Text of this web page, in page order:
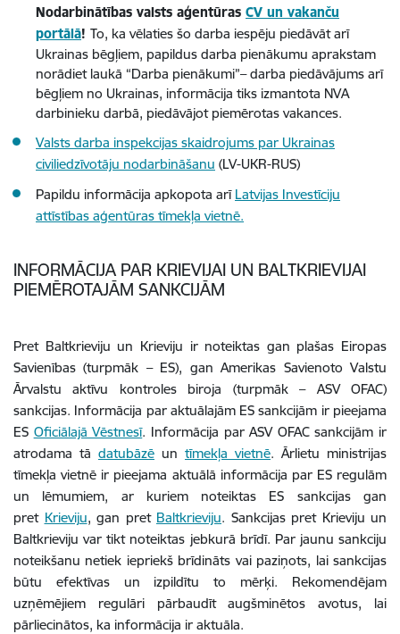
Nodarbinātības valsts aģentūras CV un vakanču
portālā! To, ka vēlaties šo darba iespēju piedāvāt arī
Ukrainas bēgļiem, papildus darba pienākumu aprakstam
norādiet laukā “Darba pienākumi”– darba piedāvājums arī
bēgļiem no Ukrainas, informācija tiks izmantota NVA
darbinieku darbā, piedāvājot piemērotas vakances.
Valsts darba inspekcijas skaidrojums par Ukrainas
civiliedzīvotāju nodarbināšanu (LV-UKR-RUS)
Papildu informācija apkopota arī Latvijas Investīciju
attīstības aģentūras tīmekļa vietnē.
INFORMĀCIJA PAR KRIEVIJAI UN BALTKRIEVIJAI
PIEMĒROTAJĀM SANKCIJĀM
Pret Baltkrieviju un Krieviju ir noteiktas gan plašas Eiropas
Savienības (turpmāk – ES), gan Amerikas Savienoto Valstu
Ārvalstu aktīvu kontroles biroja (turpmāk – ASV OFAC)
sankcijas. Informācija par aktuālajām ES sankcijām ir pieejama
ES Oficiālajā Vēstnesī. Informācija par ASV OFAC sankcijām ir
atrodama tā datubāzē un tīmekļa vietnē. Ārlietu ministrijas
tīmekļa vietnē ir pieejama aktuālā informācija par ES regulām
un lēmumiem, ar kuriem noteiktas ES sankcijas gan
pret Krieviju, gan pret Baltkrieviju. Sankcijas pret Krieviju un
Baltkrieviju var tikt noteiktas jebkurā brīdī. Par jaunu sankciju
noteikšanu netiek iepriekš brīdināts vai paziņots, lai sankcijas
būtu efektīvas un izpildītu to mērķi. Rekomendējam
uzņēmējiem regulāri pārbaudīt augšminētos avotus, lai
pārliecinātos, ka informācija ir aktuāla.